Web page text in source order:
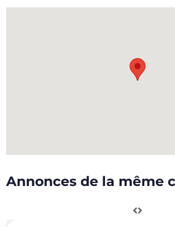
Annonces de la même